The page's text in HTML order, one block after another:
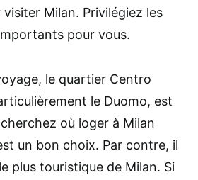
Milan. Privilégiez les
pour vous.
le quartier Centro
le Duomo, est
où loger à Milan
un bon choix. Par contre, il
plus touristique de Milan. Si